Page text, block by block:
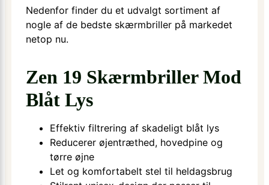
Nedenfor finder du et udvalgt sortiment af
nogle af de bedste skærmbriller på markedet
netop nu.
Zen 19 Skærmbriller Mod
Blåt Lys
Effektiv filtrering af skadeligt blåt lys
Reducerer øjentræthed, hovedpine og
tørre øjne
Let og komfortabelt stel til heldagsbrug